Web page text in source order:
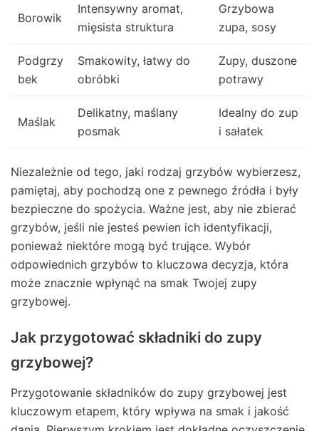
Borowik
Intensywny aromat,
mięsista struktura
Grzybowa
zupa, sosy
Podgrzy
bek
Smakowity, łatwy do
obróbki
Zupy, duszone
potrawy
Maślak
Delikatny, maślany
posmak
Idealny do zup
i sałatek
Niezależnie od tego, jaki rodzaj grzybów wybierzesz,
pamiętaj, aby pochodzą one z pewnego źródła i były
bezpieczne do spożycia. Ważne jest, aby nie zbierać
grzybów, jeśli nie jesteś pewien ich identyfikacji,
ponieważ niektóre mogą być trujące. Wybór
odpowiednich grzybów to kluczowa decyzja, która
może znacznie wpłynąć na smak Twojej zupy
grzybowej.
Jak przygotować składniki do zupy
grzybowej?
Przygotowanie składników do zupy grzybowej jest
kluczowym etapem, który wpływa na smak i jakość